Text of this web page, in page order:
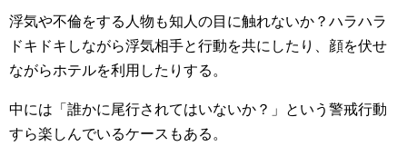
浮気や不倫をする人物も知人の目に触れないか？ハラハラ
ドキドキしながら浮気相手と行動を共にしたり、顔を伏せ
ながらホテルを利用したりする。
中には「誰かに尾行されてはいないか？」という警戒行動
すら楽しんでいるケースもある。